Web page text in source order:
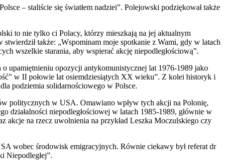
– staliście się światłem nadziei”. Polejowski podziękował także
to nie tylko ci Polacy, którzy mieszkają na jej aktualnym
także: „Wspominam moje spotkanie z Wami, gdy w latach
wszelkie starania, aby wspierać akcję niepodległościową”.
upamiętnieniu opozycji antykomunistycznej lat 1976-1989 jako
w II połowie lat osiemdziesiątych XX wieku”. Z kolei historyk i
podziemia solidarnościowego w Polsce.
politycznych w USA. Omawiano wpływ tych akcji na Polonię,
działalności niepodległościowej w latach 1985-1989, głównie w
na rzecz uwolnienia na przykład Leszka Moczulskiego czy
wobec środowisk emigracyjnych. Równie ciekawy był referat dr
Niepodległej”.